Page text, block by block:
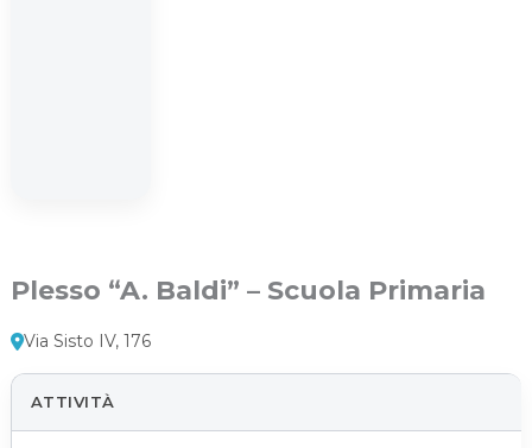
Plesso “A. Baldi” – Scuola Primaria
Via Sisto IV, 176
ATTIVITÀ